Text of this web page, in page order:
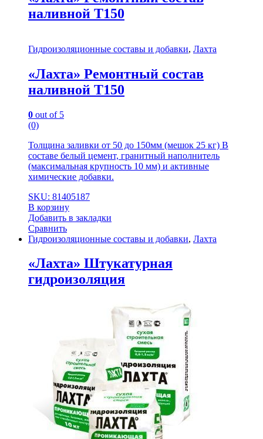
наливной Т150
Гидроизоляционные составы и добавки, Лахта
«Лахта» Ремонтный состав
наливной Т150
0 out of 5
(0)
Толщина заливки от 50 до 150мм (мешок 25 кг) В
составе белый цемент, гранитный наполнитель
(максимальная крупность 10 мм) и активные
химические добавки.
SKU: 81405187
В корзину
Добавить в закладки
Сравнить
Гидроизоляционные составы и добавки, Лахта
«Лахта» Штукатурная
гидроизоляция